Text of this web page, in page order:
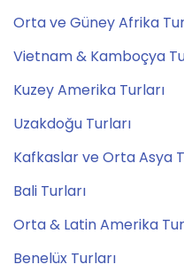
Orta ve Güney Afrika
Vietnam & Kamboçya
Kuzey Amerika Turları
Uzakdoğu Turları
Kafkaslar ve Orta Asya
Bali Turları
Orta & Latin Amerika
Benelüx Turları